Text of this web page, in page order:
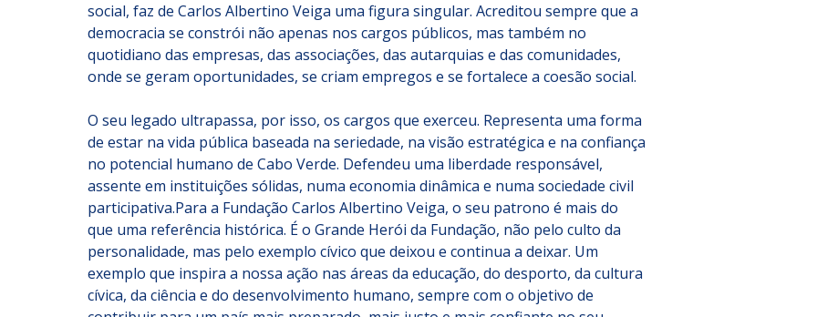
social, faz de Carlos Albertino Veiga uma figura singular. Acreditou sempre que a
democracia se constrói não apenas nos cargos públicos, mas também no
quotidiano das empresas, das associações, das autarquias e das comunidades,
onde se geram oportunidades, se criam empregos e se fortalece a coesão social.
O seu legado ultrapassa, por isso, os cargos que exerceu. Representa uma forma
de estar na vida pública baseada na seriedade, na visão estratégica e na confiança
no potencial humano de Cabo Verde. Defendeu uma liberdade responsável,
assente em instituições sólidas, numa economia dinâmica e numa sociedade civil
participativa.Para a Fundação Carlos Albertino Veiga, o seu patrono é mais do
que uma referência histórica. É o Grande Herói da Fundação, não pelo culto da
personalidade, mas pelo exemplo cívico que deixou e continua a deixar. Um
exemplo que inspira a nossa ação nas áreas da educação, do desporto, da cultura
cívica, da ciência e do desenvolvimento humano, sempre com o objetivo de